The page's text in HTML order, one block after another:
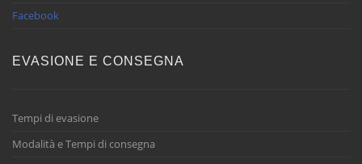
Facebook
EVASIONE E CONSEGNA
Tempi di evasione
Modalità e Tempi di consegna